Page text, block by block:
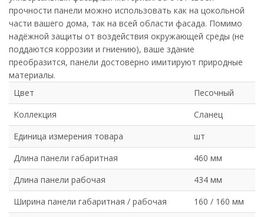
прочности панели можно использовать как на цокольной
части вашего дома, так на всей области фасада. Помимо
надёжной защиты от воздействия окружающей среды (не
поддаются коррозии и гниению), ваше здание
преобразится, панели достоверно имитируют природные
материалы.
Цвет
Песочный
Коллекция
Сланец
Единица измерения товара
шт
Длина панели габаритная
460 мм
Длина панели рабочая
434 мм
Ширина панели габаритная / рабочая
160 / 160 мм